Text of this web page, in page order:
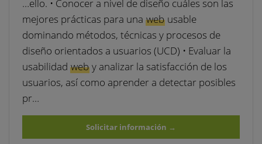
…ello. • Conocer a nivel de diseño cuáles son las
mejores prácticas para una webusable
dominando métodos, técnicas y procesos de
diseño orientados a usuarios (UCD) • Evaluar la
usabilidad weby analizar la satisfacción de los
usuarios, así como aprender a detectar posibles
pr…
Solicitar información →